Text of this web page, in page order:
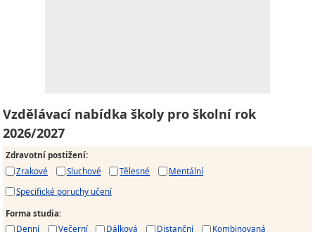
Vzdělávací nabídka školy pro školní rok
2026/2027
Zdravotní postižení:
Zrakové
Sluchové Tělesné
Mentální
Specifické poruchy učení
Forma studia:
Denní
Večerní Dálková Distanční Kombinovaná